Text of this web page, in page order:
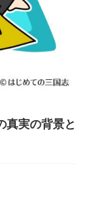
真実の背景と